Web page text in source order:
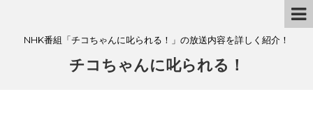
NHK番組「チコちゃんに叱られる！」の放送内容を詳しく紹介！
チコちゃんに叱られる！